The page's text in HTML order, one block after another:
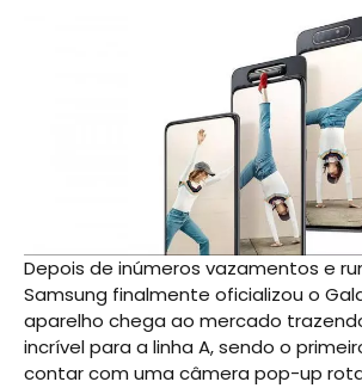
Depois de inúmeros vazamentos e
Samsung finalmente oficializou o
aparelho chega ao mercado
incrível para a linha A, sendo o
contar com uma câmera pop-up